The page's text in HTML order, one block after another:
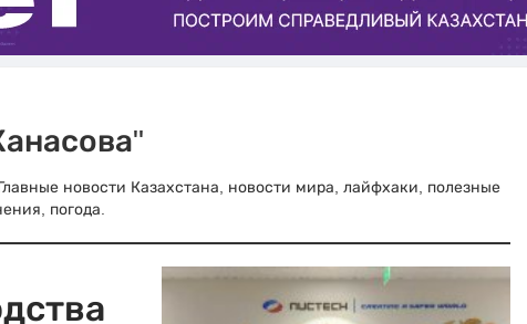
новости Казахстана, новости мира, лайфхаки, полезные
погода.